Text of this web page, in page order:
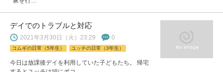
デイでのトラブルと対応
2021年3月30日（火）23:29 0
コムギの日常（5年生） ユッチの日常（3年生）
今日は放課後デイを利用していた子どもたち。 帰宅